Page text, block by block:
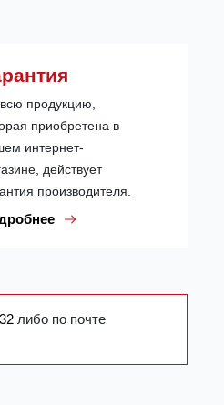
продукцию,
приобретена в
интернет-
действует
производителя.
либо по почте